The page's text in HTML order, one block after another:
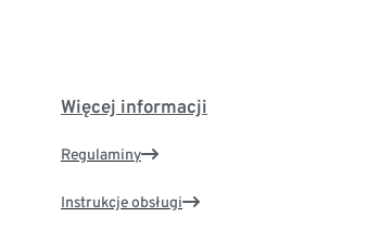
Więcej informacji
Regulaminy
Instrukcje obsługi